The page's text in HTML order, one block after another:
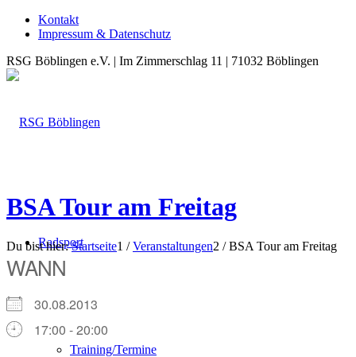
Kontakt
Impressum & Datenschutz
RSG Böblingen e.V. | Im Zimmerschlag 11 | 71032 Böblingen
Radsport
Training/Termine
BSA Tour am Freitag
Du bist hier: Startseite1 / Veranstaltungen2 / BSA Tour am Freitag
WANN
30.08.2013
17:00 - 20:00